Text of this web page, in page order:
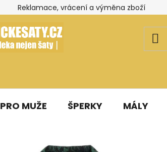
Reklamace, vrácení a výměna zboží
PRO MUŽE ŠPERKY MÁLY